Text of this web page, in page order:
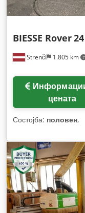
Strenči 1.805 km
BIESSE Rover
цената
Состојба: половен,